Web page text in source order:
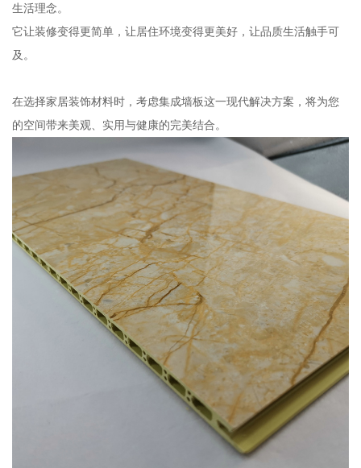
生活理念。
它让装修变得更简单，让居住环境变得更美好，让品质生活触手可
及。
在选择家居装饰材料时，考虑集成墙板这一现代解决方案，将为您
的空间带来美观、实用与健康的完美结合。